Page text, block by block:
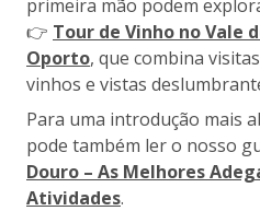
primeira mão podem
👉 Tour de Vinho no Vale
Oporto, que combina
vinhos e vistas
Para uma introdução mais
pode também ler o nosso
Douro – As Melhores
Atividades.